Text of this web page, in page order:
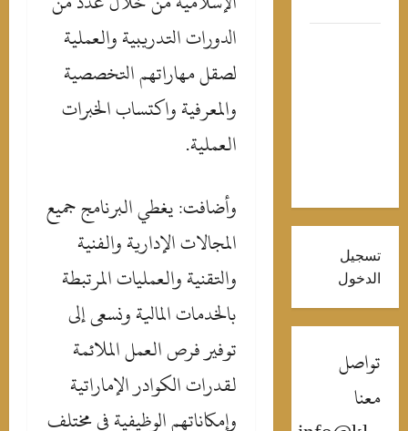
الدورات التدريبية والعملية
لصقل مهاراتهم التخصصية
والمعرفية واكتساب الخبرات
العملية.
وأضافت: يغطي البرنامج جميع
المجالات الإدارية والفنية
والتقنية والعمليات المرتبطة
بالخدمات المالية ونسعى إلى
توفير فرص العمل الملائمة
لقدرات الكوادر الإماراتية
وإمكاناتهم الوظيفية في مختلف
تسجيل
الدخول
تواصل
معنا